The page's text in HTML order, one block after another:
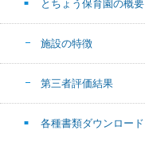
とちょう保育園の概要
施設の特徴
第三者評価結果
各種書類ダウンロード